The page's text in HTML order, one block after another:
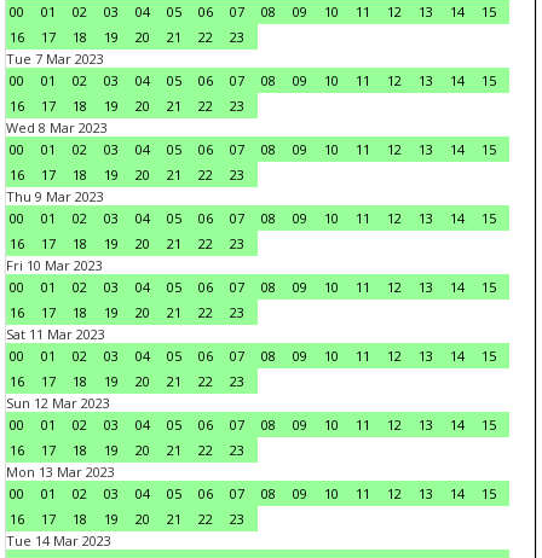
00
01 02 03 04 05 06 07 08 09 10 11 12 13 14
15
16
17 18 19 20 21 22
23
Tue 7 Mar 2023
00
01 02 03 04 05 06 07 08 09 10 11 12 13 14
15
16
17 18 19 20 21 22
23
Wed 8 Mar 2023
00
01 02 03 04 05 06 07 08 09 10 11 12 13 14
15
16
17 18 19 20 21 22
23
Thu 9 Mar 2023
00
01 02 03 04 05 06 07 08 09 10 11 12 13 14
15
16
17 18 19 20 21 22
23
Fri 10 Mar 2023
00
01 02 03 04 05 06 07 08 09 10 11 12 13 14
15
16
17 18 19 20 21 22
23
Sat 11 Mar 2023
00
01 02 03 04 05 06 07 08 09 10 11 12 13 14
15
16
17 18 19 20 21 22
23
Sun 12 Mar 2023
00
01 02 03 04 05 06 07 08 09 10 11 12 13 14
15
16
17 18 19 20 21 22
23
Mon 13 Mar 2023
00
01 02 03 04 05 06 07 08 09 10 11 12 13 14
15
16
17 18 19 20 21 22
23
Tue 14 Mar 2023